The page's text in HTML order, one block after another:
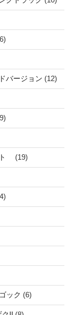
バージョン (12)
(19)
ック (6)